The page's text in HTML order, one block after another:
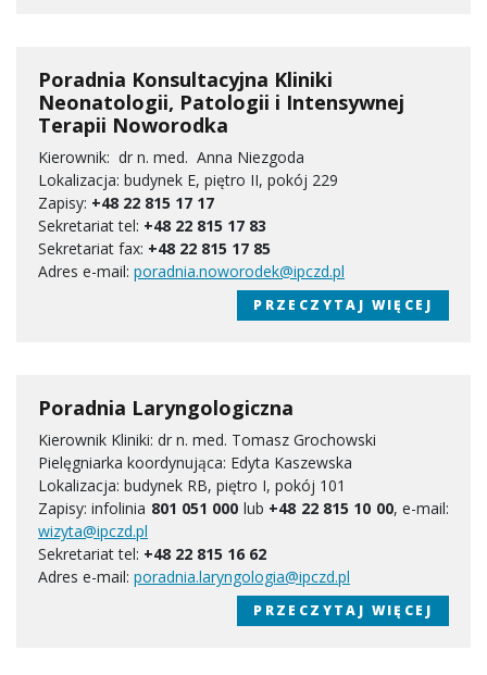
Poradnia Konsultacyjna Kliniki
Neonatologii, Patologii i Intensywnej
Terapii Noworodka
Kierownik: dr n. med. Anna Niezgoda
Lokalizacja: budynek E, piętro II, pokój 229
Zapisy: +48 22 815 17 17
Sekretariat tel: +48 22 815 17 83
Sekretariat fax: +48 22 815 17 85
Adres e-mail: poradnia.noworodek@ipczd.pl
PRZECZYTAJ WIĘCEJ
Poradnia Laryngologiczna
Kierownik Kliniki: dr n. med. Tomasz Grochowski
Pielęgniarka koordynująca: Edyta Kaszewska
Lokalizacja: budynek RB, piętro I, pokój 101
Zapisy: infolinia 801 051 000 lub +48 22 815 10 00, e-mail:
wizyta@ipczd.pl
Sekretariat tel: +48 22 815 16 62
Adres e-mail: poradnia.laryngologia@ipczd.pl
PRZECZYTAJ WIĘCEJ